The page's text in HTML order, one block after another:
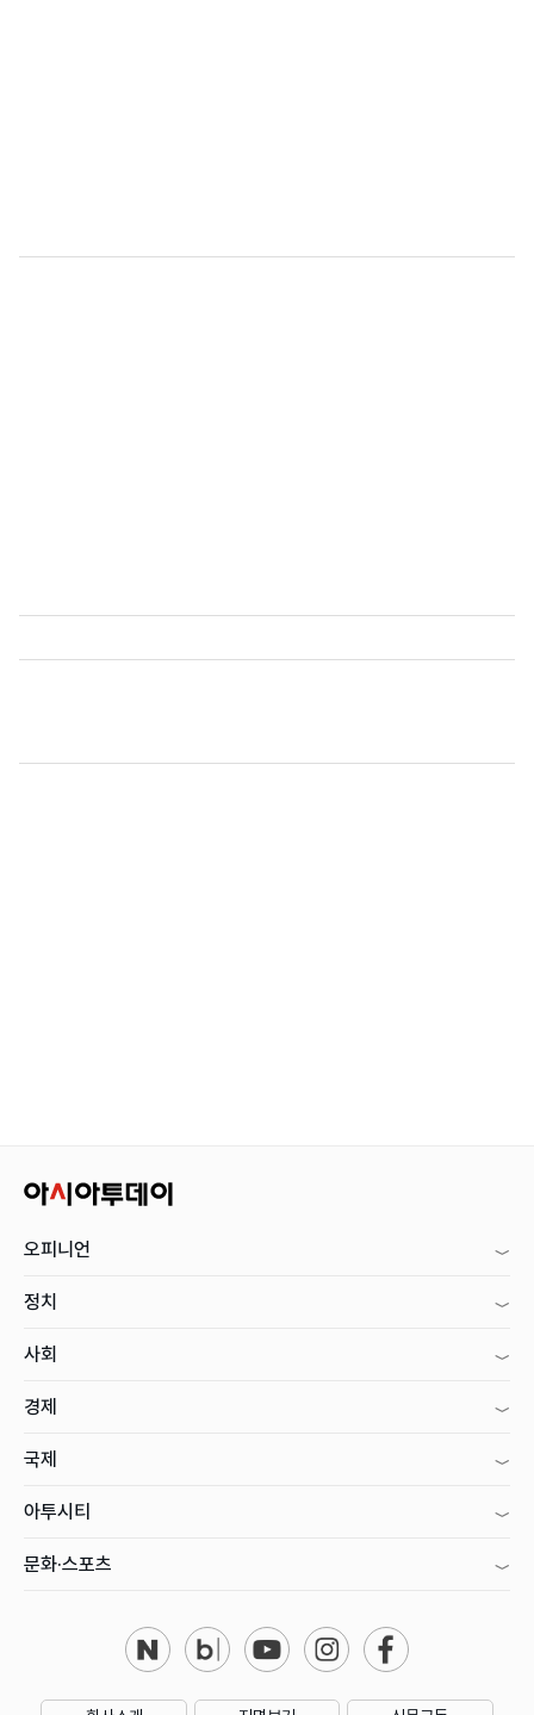
오피니언
정치
사회
경제
국제
아투시티
문화·스포츠